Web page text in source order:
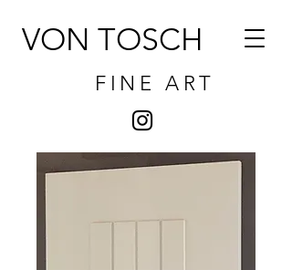
VON TOSCH
FINE ART